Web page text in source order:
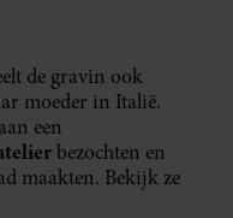
de gravin ook
moeder in Italië.
een
bezochten en
maakten. Bekijk ze